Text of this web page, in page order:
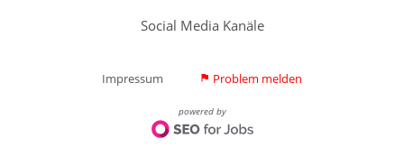
Social Media Kanäle
Impressum flag Problem melden